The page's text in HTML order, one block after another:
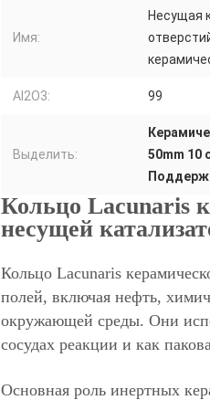
Имя:
Несущая
Al2O3: 99
Выделить:
50mm 10
Кольцо Lacunaris
несущей
Кольцо Lacunaris
полей, включая нефть,
окружающей среды. Они
сосудах реакции и как
Основная роль инертных